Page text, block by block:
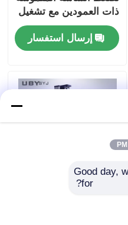
ذات العمودين مع تشغيل
شاشة اللمس ومكونات
قابلة للتبادلإرسال استفسار
Good day,
for?